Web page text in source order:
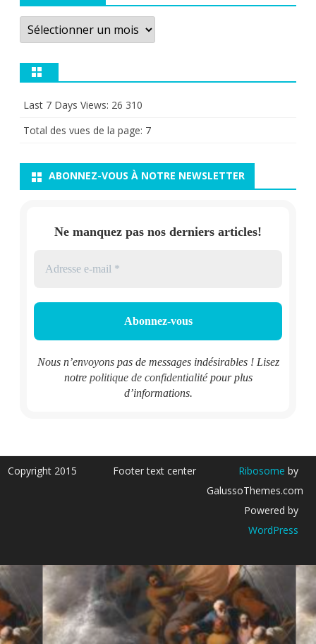
Archives
Last 7 Days Views: 26 310
Total des vues de la page: 7
ABONNEZ-VOUS À NOTRE NEWSLETTER
Ne manquez pas nos derniers articles!
Nous n’envoyons pas de messages indésirables ! Lisez
notre politique de confidentialitépour plus
d’informations.
Copyright 2015 Footer text center Ribosome by
GalussoThemes.com
Powered by
WordPress